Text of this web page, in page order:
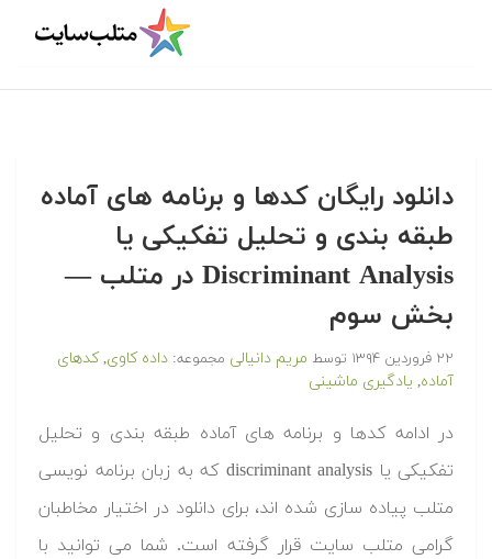
دانلود رایگان کدها و برنامه های آماده
طبقه بندی و تحلیل تفکیکی یا
Discriminant Analysis در متلب‬ —
بخش سوم
۲۲ فروردین ۱۳۹۴ توسط مریم دانیالی مجموعه: داده کاوی,کدهای
آماده, یادگیری ماشینی
‫در ادامه کدها و برنامه های آماده طبقه بندی و تحلیل
تفکیکی یا discriminant analysis که به زبان برنامه نویسی
متلب پیاده سازی شده اند، برای دانلود در اختیار مخاطبان
گرامی متلب سایت قرار گرفته است. شما می توانید با